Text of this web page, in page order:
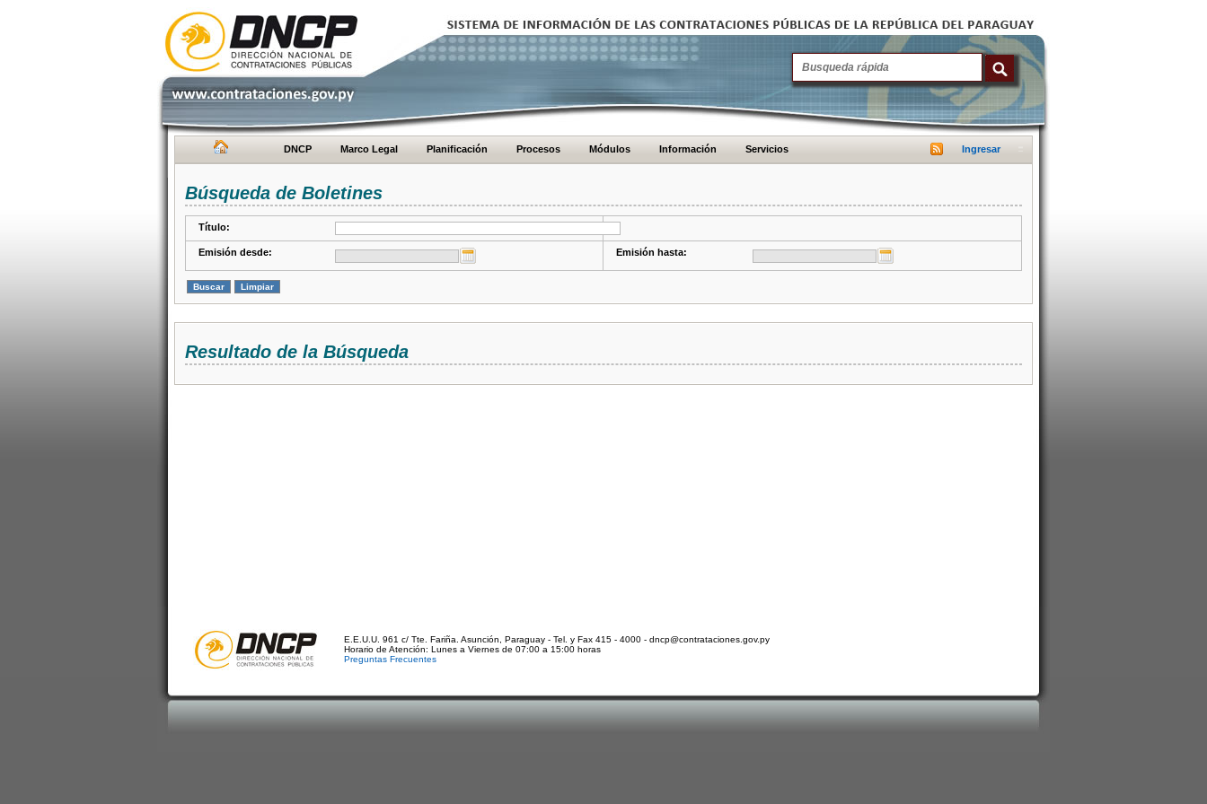
DNCP Marco Legal Planificación Procesos Módulos Información Servicios Ingresar
Búsqueda de Boletines
Título:
Emisión desde: Emisión hasta:
Resultado de la Búsqueda
E.E.U.U. 961 c/ Tte. Fariña. Asunción, Paraguay - Tel. y Fax 415 - 4000 - dncp@contrataciones.gov.py
Horario de Atención: Lunes a Viernes de 07:00 a 15:00 horas
Preguntas Frecuentes